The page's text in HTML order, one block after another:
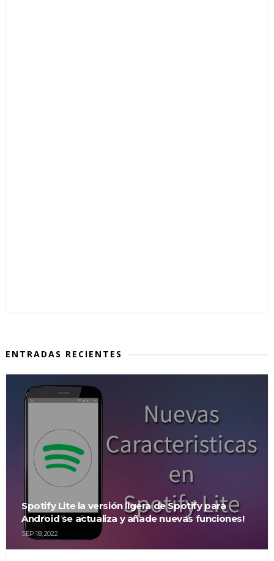
ENTRADAS RECIENTES
Spotify Lite la versión ligera de Spotify para
Android se actualiza y añade nuevas funciones!
SEP 18, 2022